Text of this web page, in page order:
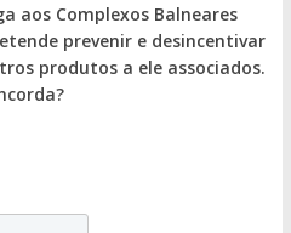
aos Complexos Balneares
prevenir e desincentivar
produtos a ele associados.